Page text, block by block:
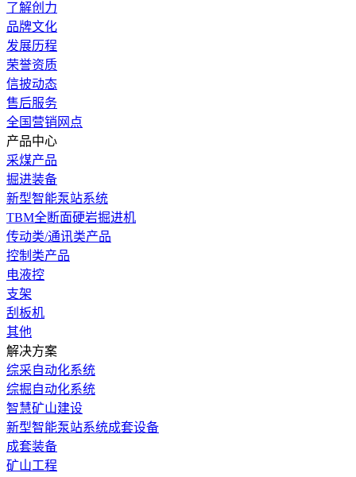
了解创力
品牌文化
发展历程
荣誉资质
信披动态
售后服务
全国营销网点
产品中心
采煤产品
掘进装备
新型智能泵站系统
TBM全断面硬岩掘进机
传动类/通讯类产品
控制类产品
电液控
支架
刮板机
其他
解决方案
综采自动化系统
综掘自动化系统
智慧矿山建设
新型智能泵站系统成套设备
成套装备
矿山工程